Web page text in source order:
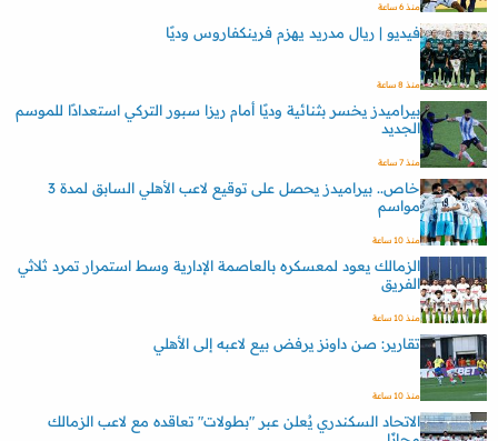
منذ 6 ساعة
فيديو | ريال مدريد يهزم فرينكفاروس وديًا
منذ 8 ساعة
بيراميدز يخسر بثنائية وديًا أمام ريزا سبور التركي استعدادًا للموسم
الجديد
منذ 7 ساعة
خاص.. بيراميدز يحصل على توقيع لاعب الأهلي السابق لمدة 3
مواسم
منذ 10 ساعة
الزمالك يعود لمعسكره بالعاصمة الإدارية وسط استمرار تمرد ثلاثي
الفريق
منذ 10 ساعة
تقارير: صن داونز يرفض بيع لاعبه إلى الأهلي
منذ 10 ساعة
الاتحاد السكندري يُعلن عبر "بطولات" تعاقده مع لاعب الزمالك